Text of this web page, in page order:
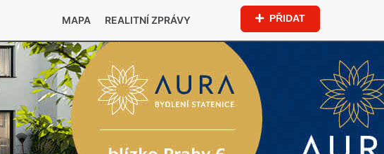
MAPA REALITNÍ ZPRÁVY PŘIDAT